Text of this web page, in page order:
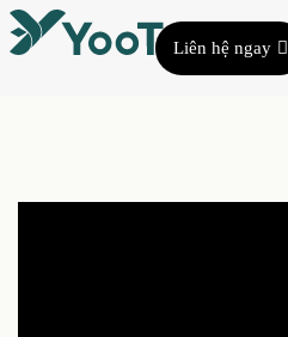
Liên hệ ngay